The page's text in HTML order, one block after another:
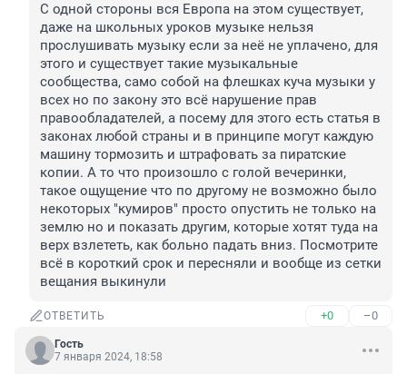
С одной стороны вся Европа на этом существует,
даже на школьных уроков музыке нельзя
прослушивать музыку если за неё не уплачено, для
этого и существует такие музыкальные
сообщества, само собой на флешках куча музыки у
всех но по закону это всё нарушение прав
правообладателей, а посему для этого есть статья в
законах любой страны и в принципе могут каждую
машину тормозить и штрафовать за пиратские
копии. А то что произошло с голой вечеринки,
такое ощущение что по другому не возможно было
некоторых "кумиров" просто опустить не только на
землю но и показать другим, которые хотят туда на
верх взлететь, как больно падать вниз. Посмотрите
всё в короткий срок и пересняли и вообще из сетки
вещания выкинули
ОТВЕТИТЬ +0 –0
Гость
7 января 2024, 18:58